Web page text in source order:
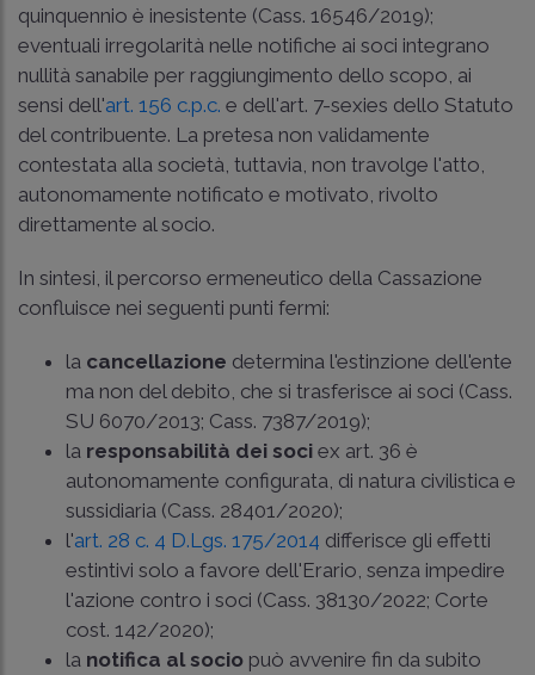
quinquennio è inesistente (Cass. 16546/2019);
eventuali irregolarità nelle notifiche ai soci integrano
nullità sanabile per raggiungimento dello scopo, ai
sensi dell'art. 156 c.p.c. e dell'art. 7-sexies dello Statuto
del contribuente. La pretesa non validamente
contestata alla società, tuttavia, non travolge l'atto,
autonomamente notificato e motivato, rivolto
direttamente al socio.
In sintesi, il percorso ermeneutico della Cassazione
confluisce nei seguenti punti fermi:
la cancellazione determina l'estinzione dell'ente
ma non del debito, che si trasferisce ai soci (Cass.
SU 6070/2013; Cass. 7387/2019);
la responsabilità dei soci ex art. 36 è
autonomamente configurata, di natura civilistica e
sussidiaria (Cass. 28401/2020);
l'art. 28 c. 4 D.Lgs. 175/2014 differisce gli effetti
estintivi solo a favore dell'Erario, senza impedire
l'azione contro i soci (Cass. 38130/2022; Corte
cost. 142/2020);
la notifica al socio può avvenire fin da subito